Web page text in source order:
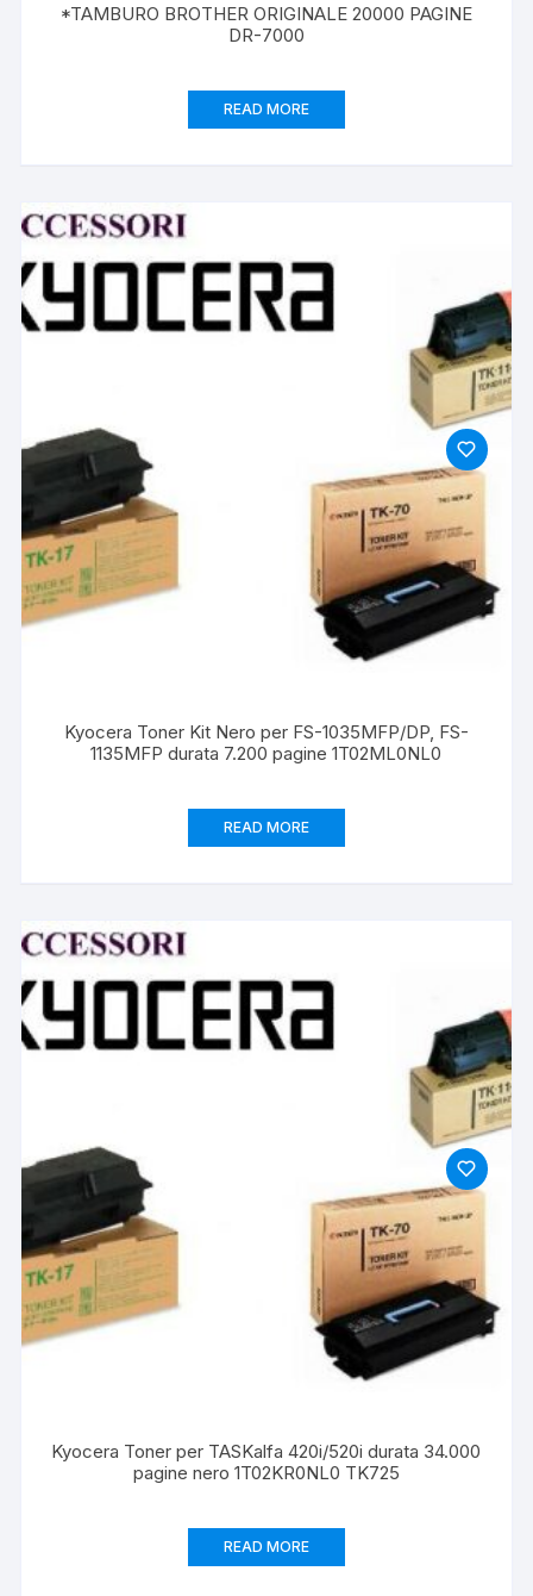
*TAMBURO BROTHER ORIGINALE 20000 PAGINE
DR-7000
READ MORE
Kyocera Toner Kit Nero per FS-1035MFP/DP, FS-
1135MFP durata 7.200 pagine 1T02ML0NL0
READ MORE
Kyocera Toner per TASKalfa 420i/520i durata 34.000
pagine nero 1T02KR0NL0 TK725
READ MORE